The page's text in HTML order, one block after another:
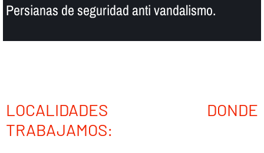
Persianas de seguridad anti vandalismo.
LOCALIDADES DONDE
TRABAJAMOS: